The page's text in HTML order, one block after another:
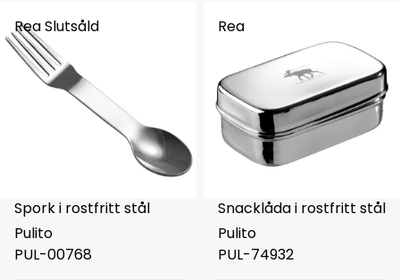
ReaSlutsåld
Spork i rostfritt stål
Pulito
PUL-00768
Rea
Snacklåda i rostfritt stål
Pulito
PUL-74932